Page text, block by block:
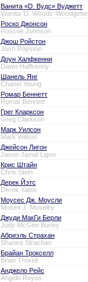
Ванита «D. Вудс» Вуджетт
Wanita 'D. Woods' Woodgette
Роско Джонсон
Roscoe Johnson
Джош Ройстон
Josh Royston
Доун Халфкенни
Dawn Halfkenny
Шанель Янг
Chanel Young
Ромар Беннетт
Romar Bennett
Грег Кларксон
Greg Clarkson
Марк Уилсон
Mark Wilson
Джейсон Лигон
Jason Jamal Ligon
Крис Штайн
Chris Stein
Дерек Йэтс
Derek Yates
Моусес Дж. Моусли
Moses J. Moseley
Джуди МакГи Берли
Judy McGee Burley
Абриэль Страхан
Shanea Strachan
Брайан Трокселл
Brian Troxell
Анджело Рейс
Angelo Reyes